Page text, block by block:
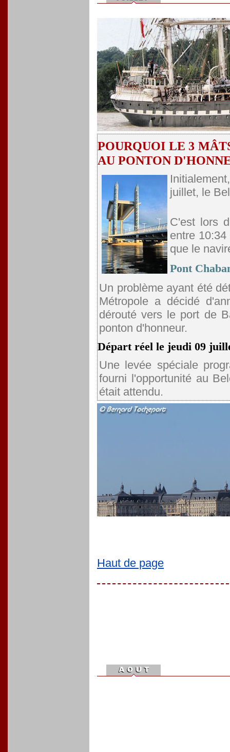
POURQUOI LE 3
AU PONTON
juillet, le
C'est lors
entre
que le
Pont
Un problème ayant été
Métropole a décidé
dérouté vers le port de
ponton d'honneur.
Départ réel le jeudi 09
Une levée spéciale
fourni l'opportunité au
était attendu.
Haut de page